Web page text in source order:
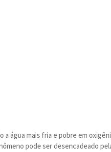
a água mais fria e pobre em
pode ser desencadeado